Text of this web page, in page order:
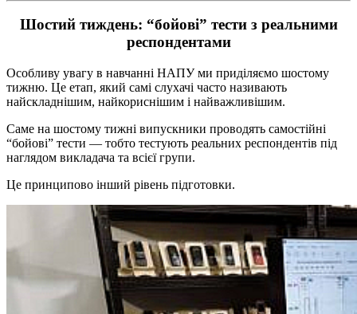
Шостий тиждень: “бойові” тести з реальними
респондентами
Особливу увагу в навчанні НАПУ ми приділяємо шостому
тижню. Це етап, який самі слухачі часто називають
найскладнішим, найкориснішим і найважливішим.
Саме на шостому тижні випускники проводять самостійні
“бойові” тести — тобто тестують реальних респондентів під
наглядом викладача та всієї групи.
Це принципово інший рівень підготовки.